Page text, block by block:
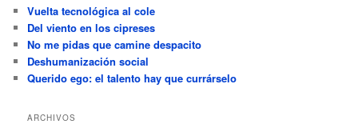
Vuelta tecnológica al cole
Del viento en los cipreses
No me pidas que camine despacito
Deshumanización social
Querido ego: el talento hay que currárselo
ARCHIVOS